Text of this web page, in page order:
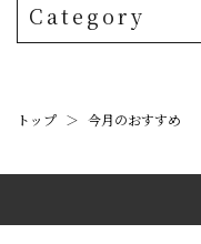
Category
トップ ＞ 今月のおすすめ